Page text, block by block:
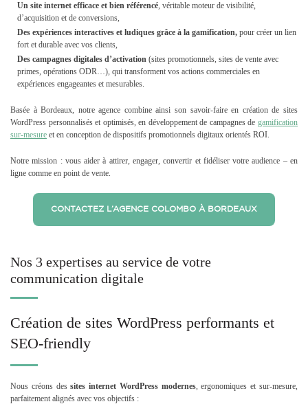
Un site internet efficace et bien référencé, véritable moteur de visibilité,
d’acquisition et de conversions,
Des expériences interactives et ludiques grâce à la gamification, pour créer un lien
fort et durable avec vos clients,
Des campagnes digitales d’activation (sites promotionnels, sites de vente avec
primes, opérations ODR…), qui transforment vos actions commerciales en
expériences engageantes et mesurables.
Basée à Bordeaux, notre agence combine ainsi son savoir-faire en création de sites
WordPress personnalisés et optimisés, en développement de campagnes de gamification
sur-mesure et en conception de dispositifs promotionnels digitaux orientés ROI.
Notre mission : vous aider à attirer, engager, convertir et fidéliser votre audience – en
ligne comme en point de vente.
CONTACTEZ L’AGENCE COLOMBO À BORDEAUX
Nos 3 expertises au service de votre
communication digitale
Création de sites WordPress performants et
SEO-friendly
Nous créons dessites internet WordPress modernes, ergonomiques et sur-mesure,
parfaitement alignés avec vos objectifs :